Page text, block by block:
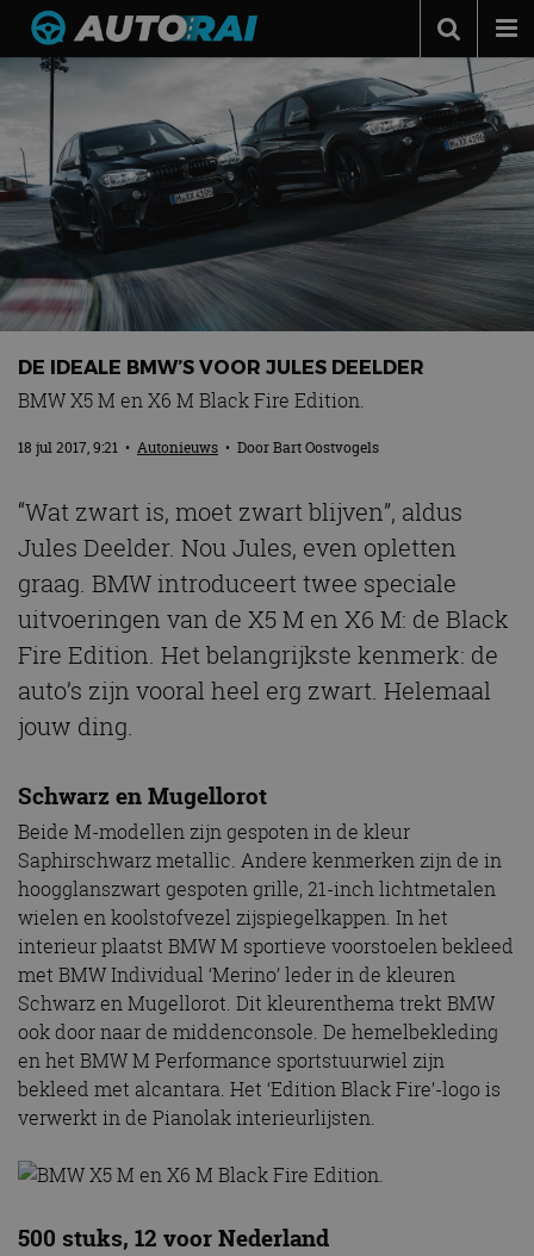
Autonieuws
Podcast
Autotests
Automerken
Contact
DE IDEALE BMW’S VOOR JULES DEELDER
BMW X5 M en X6 M Black Fire Edition.
18 jul 2017, 9:21 • Autonieuws • DoorBart Oostvogels
“Wat zwart is, moet zwart blijven”, aldus
Jules Deelder. Nou Jules, even opletten
graag. BMW introduceert twee speciale
uitvoeringen van de X5 M en X6 M: de Black
Fire Edition. Het belangrijkste kenmerk: de
auto’s zijn vooral heel erg zwart. Helemaal
jouw ding.
Schwarz en Mugellorot
Beide M-modellen zijn gespoten in de kleur
Saphirschwarz metallic. Andere kenmerken zijn de in
hoogglanszwart gespoten grille, 21-inch lichtmetalen
wielen en koolstofvezel zijspiegelkappen. In het
interieur plaatst BMW M sportieve voorstoelen bekleed
met BMW Individual ‘Merino’ leder in de kleuren
Schwarz en Mugellorot. Dit kleurenthema trekt BMW
ook door naar de middenconsole. De hemelbekleding
en het BMW M Performance sportstuurwiel zijn
bekleed met alcantara. Het ‘Edition Black Fire’-logo is
verwerkt in de Pianolak interieurlijsten.
500 stuks, 12 voor Nederland